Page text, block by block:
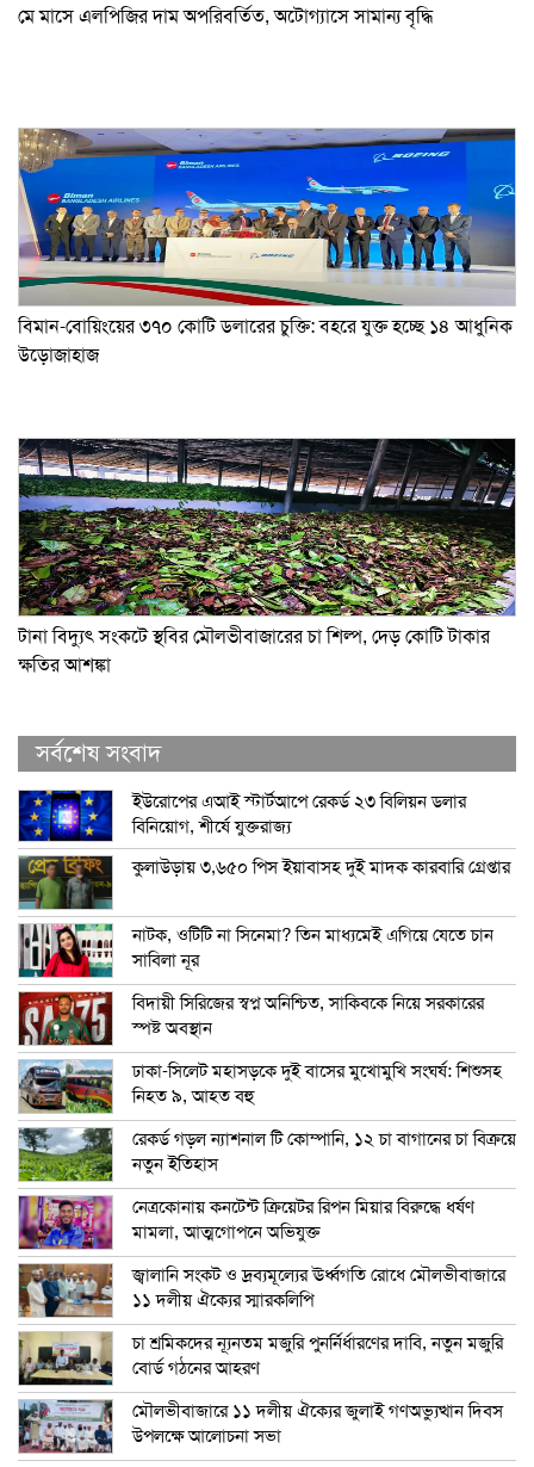
মে মাসে এলপিজির দাম অপরিবর্তিত, অটোগ্যাসে সামান্য বৃদ্ধি
বিমান-বোয়িংয়ের ৩৭০ কোটি ডলারের চুক্তি: বহরে যুক্ত হচ্ছে ১৪ আধুনিক
উড়োজাহাজ
টানা বিদ্যুৎ সংকটে স্থবির মৌলভীবাজারের চা শিল্প, দেড় কোটি টাকার
ক্ষতির আশঙ্কা
সর্বশেষ সংবাদ
ইউরোপের এআই স্টার্টআপে রেকর্ড ২৩ বিলিয়ন ডলার
বিনিয়োগ, শীর্ষে যুক্তরাজ্য
কুলাউড়ায় ৩,৬৫০ পিস ইয়াবাসহ দুই মাদক কারবারি গ্রেপ্তার
নাটক, ওটিটি না সিনেমা? তিন মাধ্যমেই এগিয়ে যেতে চান
সাবিলা নূর
বিদায়ী সিরিজের স্বপ্ন অনিশ্চিত, সাকিবকে নিয়ে সরকারের
স্পষ্ট অবস্থান
ঢাকা-সিলেট মহাসড়কে দুই বাসের মুখোমুখি সংঘর্ষ: শিশুসহ
নিহত ৯, আহত বহু
রেকর্ড গড়ল ন্যাশনাল টি কোম্পানি, ১২ চা বাগানের চা বিক্রয়ে
নতুন ইতিহাস
নেত্রকোনায় কনটেন্ট ক্রিয়েটর রিপন মিয়ার বিরুদ্ধে ধর্ষণ
মামলা, আত্মগোপনে অভিযুক্ত
জ্বালানি সংকট ও দ্রব্যমূল্যের ঊর্ধ্বগতি রোধে মৌলভীবাজারে
১১ দলীয় ঐক্যের স্মারকলিপি
চা শ্রমিকদের ন্যূনতম মজুরি পুনর্নির্ধারণের দাবি, নতুন মজুরি
বোর্ড গঠনের আহরণ
মৌলভীবাজারে ১১ দলীয় ঐক্যের জুলাই গণঅভ্যুত্থান দিবস
উপলক্ষে আলোচনা সভা